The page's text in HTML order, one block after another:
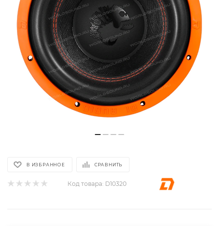
В ИЗБРАННОЕ СРАВНИТЬ
Код товара: D10320